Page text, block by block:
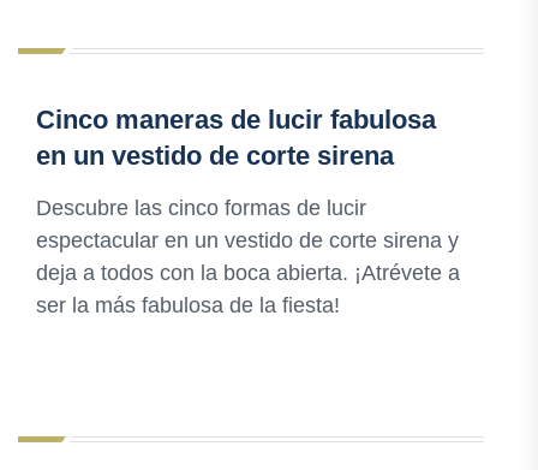
Cinco maneras de lucir fabulosa
en un vestido de corte sirena
Descubre las cinco formas de lucir
espectacular en un vestido de corte sirena y
deja a todos con la boca abierta. ¡Atrévete a
ser la más fabulosa de la fiesta!